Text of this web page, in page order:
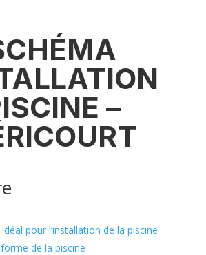
–
pour l’installation de la piscine
de la piscine